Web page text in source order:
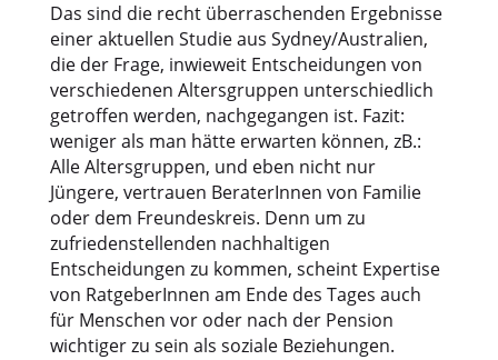
Das sind die recht überraschenden Ergebnisse
einer aktuellen Studie aus Sydney/Australien,
die der Frage, inwieweit Entscheidungen von
verschiedenen Altersgruppen unterschiedlich
getroffen werden, nachgegangen ist. Fazit:
weniger als man hätte erwarten können, zB.:
Alle Altersgruppen, und eben nicht nur
Jüngere, vertrauen BeraterInnen von Familie
oder dem Freundeskreis. Denn um zu
zufriedenstellenden nachhaltigen
Entscheidungen zu kommen, scheint Expertise
von RatgeberInnen am Ende des Tages auch
für Menschen vor oder nach der Pension
wichtiger zu sein als soziale Beziehungen.